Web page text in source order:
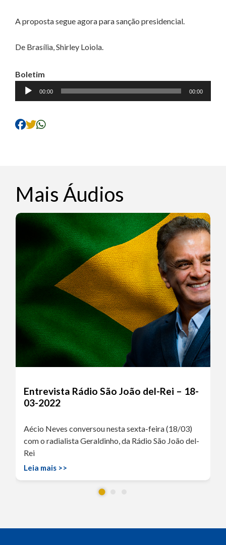
A proposta segue agora para sanção presidencial.
De Brasília, Shirley Loiola.
Boletim
Tocador
de
00:00 00:00
Mais Áudios
Entrevista Rádio São João del-Rei – 18-
03-2022
Aécio Neves conversou nesta sexta-feira (18/03)
com o radialista Geraldinho, da Rádio São João del-
Rei
Leia mais >>